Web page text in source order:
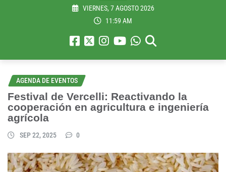
VIERNES, 7 AGOSTO 2026
11:59 AM
AGENDA DE EVENTOS
Festival de Vercelli: Reactivando la
cooperación en agricultura e ingeniería
agrícola
SEP 22, 2025 0